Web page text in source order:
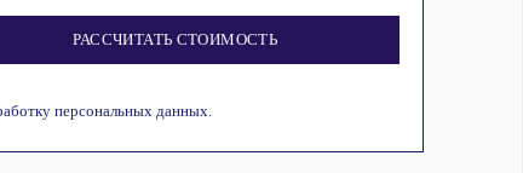
РАССЧИТАТЬ СТОИМОСТЬ
персональных данных.